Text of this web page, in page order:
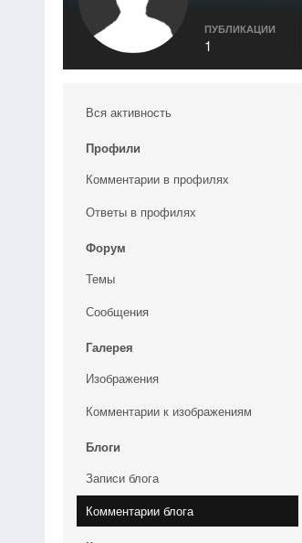
ПУБЛИКАЦИИ
1
Вся активность
Профили
Комментарии в профилях
Ответы в профилях
Форум
Темы
Сообщения
Галерея
Изображения
Комментарии к изображениям
Блоги
Записи блога
Комментарии блога